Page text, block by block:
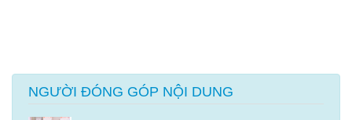
NGƯỜI ĐÓNG GÓP NỘI DUNG